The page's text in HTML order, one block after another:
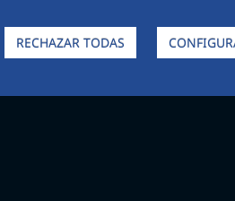
RECHAZAR TODAS